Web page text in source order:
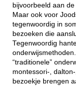
bijvoorbeeld aan
Maar ook voor
tegenwoordig in
bezoeken die
Tegenwoordig
“traditionele”
montessori-,
bezoekje brengen